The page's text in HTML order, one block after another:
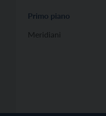
Primo piano
Meridiani